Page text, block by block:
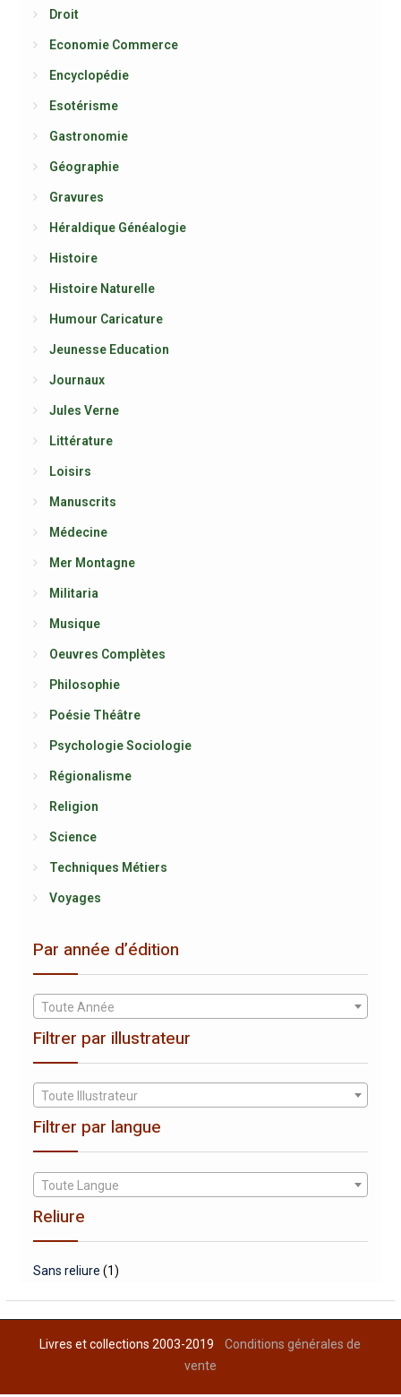
Droit
Economie Commerce
Encyclopédie
Esotérisme
Gastronomie
Géographie
Gravures
Héraldique Généalogie
Histoire
Histoire Naturelle
Humour Caricature
Jeunesse Education
Journaux
Jules Verne
Littérature
Loisirs
Manuscrits
Médecine
Mer Montagne
Militaria
Musique
Oeuvres Complètes
Philosophie
Poésie Théâtre
Psychologie Sociologie
Régionalisme
Religion
Science
Techniques Métiers
Voyages
Par année d’édition
Toute Année
Filtrer par illustrateur
Toute Illustrateur
Filtrer par langue
Toute Langue
Reliure
Sans reliure (1)
Livres et collections 2003-2019Conditions générales de
vente